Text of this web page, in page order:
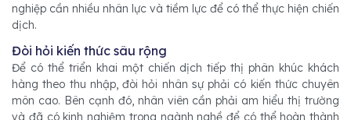
nghiệp cần nhiều nhân lực và tiềm lực để có thể thực hiện chiến
dịch.
Đòi hỏi kiến thức sâu rộng
Để có thể triển khai một chiến dịch tiếp thị phân khúc khách
hàng theo thu nhập, đòi hỏi nhân sự phải có kiến thức chuyên
môn cao. Bên cạnh đó, nhân viên cần phải am hiểu thị trường
và đã có kinh nghiệm trong ngành nghề để có thể hoàn thành